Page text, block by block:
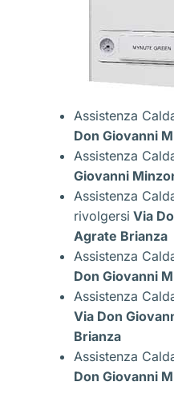
Assistenza
Don Giovanni
Assistenza
Giovanni
Assistenza
rivolgersi Via
Agrate Brianza
Assistenza
Don Giovanni
Assistenza
Via Don
Brianza
Assistenza
Don Giovanni